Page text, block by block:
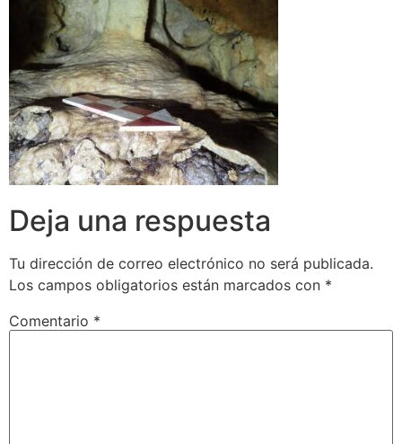
Deja una respuesta
Tu dirección de correo electrónico no será publicada.
Los campos obligatorios están marcados con *
Comentario *